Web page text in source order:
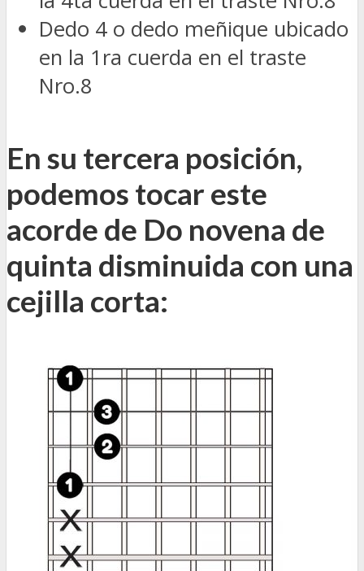
Dedo 4 o dedo meñique ubicado
en la 1ra cuerda en el traste
Nro.8
En su tercera posición,
podemos tocar este
acorde de Do novena de
quinta disminuida con una
cejilla corta: